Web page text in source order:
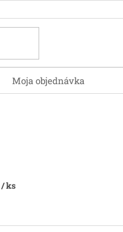
Moja objednávka
/ ks